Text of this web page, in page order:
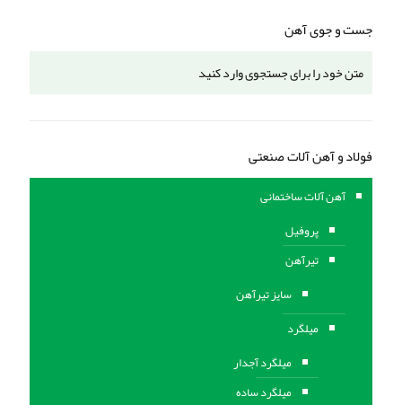
جست و جوی آهن
فولاد و آهن آلات صنعتی
آهن آلات ساختمانی
پروفیل
تیرآهن
سایز تیرآهن
میلگرد
میلگرد آجدار
میلگرد ساده